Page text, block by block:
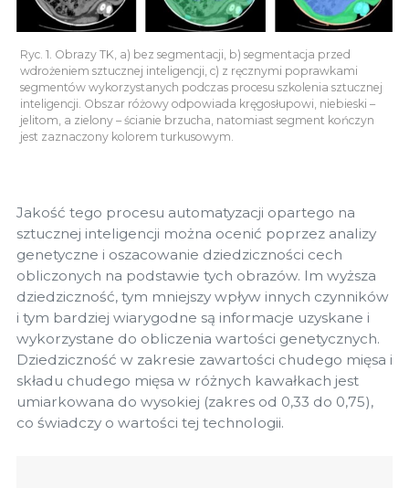
Ryc. 1. Obrazy TK, a) bez segmentacji, b) segmentacja przed
wdrożeniem sztucznej inteligencji, c) z ręcznymi poprawkami
segmentów wykorzystanych podczas procesu szkolenia sztucznej
inteligencji. Obszar różowy odpowiada kręgosłupowi, niebieski –
jelitom, a zielony – ścianie brzucha, natomiast segment kończyn
jest zaznaczony kolorem turkusowym.
Jakość tego procesu automatyzacji opartego na
sztucznej inteligencji można ocenić poprzez analizy
genetyczne i oszacowanie dziedziczności cech
obliczonych na podstawie tych obrazów. Im wyższa
dziedziczność, tym mniejszy wpływ innych czynników
i tym bardziej wiarygodne są informacje uzyskane i
wykorzystane do obliczenia wartości genetycznych.
Dziedziczność w zakresie zawartości chudego mięsa i
składu chudego mięsa w różnych kawałkach jest
umiarkowana do wysokiej (zakres od 0,33 do 0,75),
co świadczy o wartości tej technologii.